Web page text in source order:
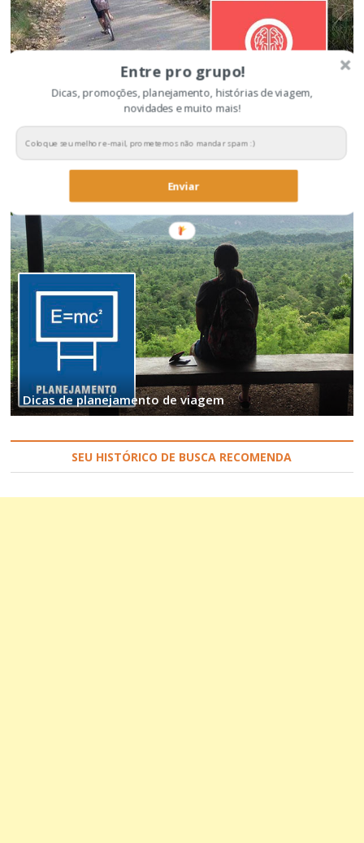
Dicas de planejamento de viagem
SEU HISTÓRICO DE BUSCA RECOMENDA
Entre pro grupo!
Dicas, promoções, planejamento, histórias de viagem,
novidades e muito mais!
Enviar